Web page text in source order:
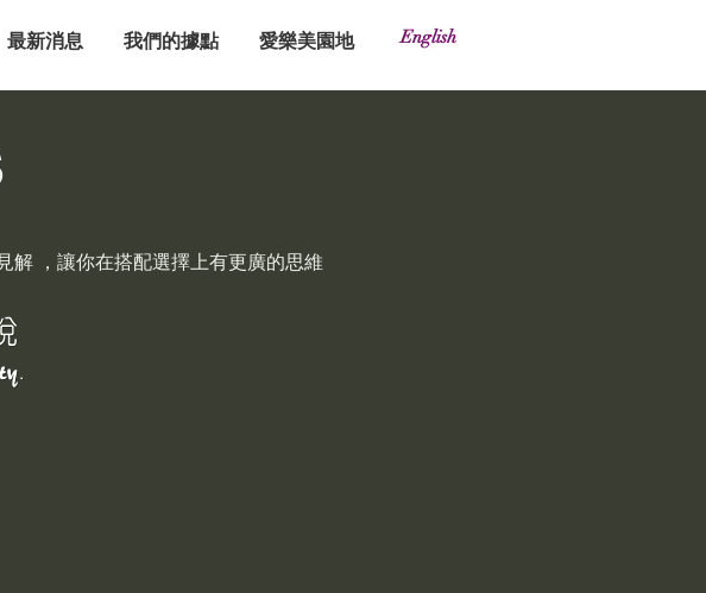
最新消息 我們的據點 愛樂美園地 English
解 ，讓你在搭配選擇上有更廣的思維